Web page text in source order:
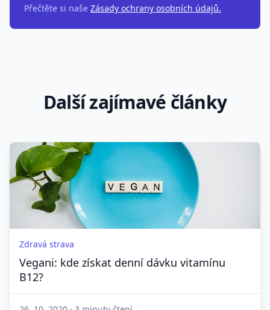
Přečtěte si naše Zásady ochrany osobních údajů.
Další zajímavé články
Zdravá strava
Vegani: kde získat denní dávku vitamínu
B12?